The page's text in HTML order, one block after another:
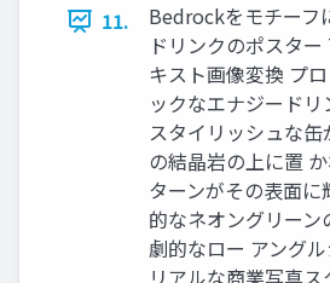
11.
Bedrockをモチーフ
ドリンクのポスター
キスト画像変換 プ
ックなエナジード
スタイリッシュな
の結晶岩の上に置
ターンがその表面
的なネオングリーン
劇的なロー アング